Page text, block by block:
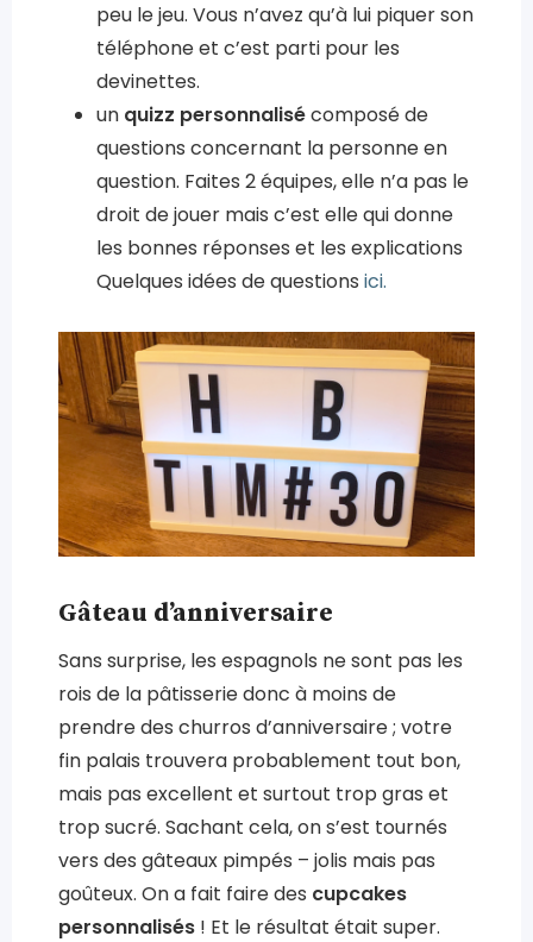
peu le jeu. Vous n’avez qu’à lui piquer son
téléphone et c’est parti pour les
devinettes.
un quizz personnalisécomposé de
questions concernant la personne en
question. Faites 2 équipes, elle n’a pas le
droit de jouer mais c’est elle qui donne
les bonnes réponses et les explications
Quelques idées de questions ici.
Gâteau d’anniversaire
Sans surprise, les espagnols ne sont pas les
rois de la pâtisserie donc à moins de
prendre des churros d’anniversaire ; votre
fin palais trouvera probablement tout bon,
mais pas excellent et surtout trop gras et
trop sucré. Sachant cela, on s’est tournés
vers des gâteaux pimpés – jolis mais pas
goûteux. On a fait faire des cupcakes
personnalisés! Et le résultat était super.